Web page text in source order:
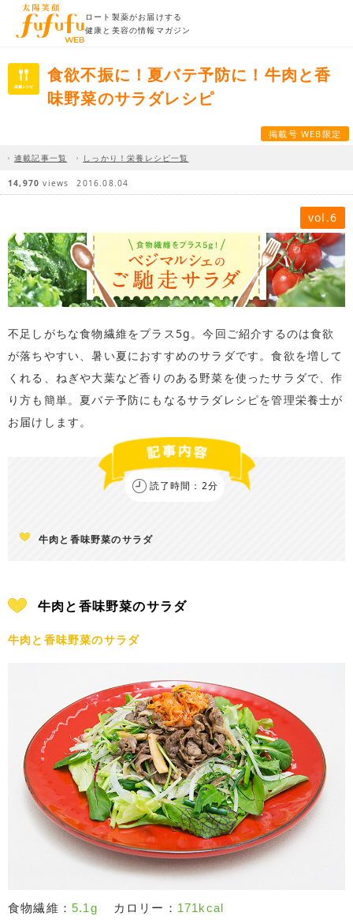
ロート製薬がお届けする
健康と美容の情報マガジン
食欲不振に！夏バテ予防に！牛肉と香
味野菜のサラダレシピ
掲載号 WEB限定
連載記事一覧 しっかり！栄養レシピ一覧
14,970 views 2016.08.04
vol.6
不足しがちな食物繊維をプラス5g。今回ご紹介するのは食欲
が落ちやすい、暑い夏におすすめのサラダです。食欲を増して
くれる、ねぎや大葉など香りのある野菜を使ったサラダで、作
り方も簡単。夏バテ予防にもなるサラダレシピを管理栄養士が
お届けします。
牛肉と香味野菜のサラダ
読了時間：2分
牛肉と香味野菜のサラダ
牛肉と香味野菜のサラダ
食物繊維： 5.1g カロリー： 171kcal